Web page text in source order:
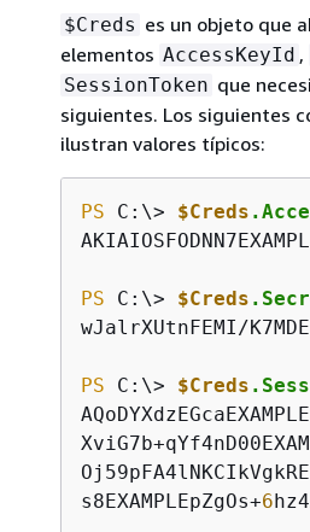
$Creds es un objeto que
elementos AccessKeyId ,
SessionToken que
siguientes. Los siguientes
ilustran valores típicos:
PS C:\> $Creds
PS C:\> $Creds
wJalrXUtnFEMI/
PS C:\> $Creds
s8EXAMPLEpZgOs+6